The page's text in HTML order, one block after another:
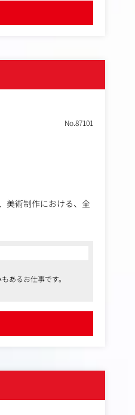
No.87101
美術制作における、全
の１つ。
コントロールしてい
あるお仕事です。